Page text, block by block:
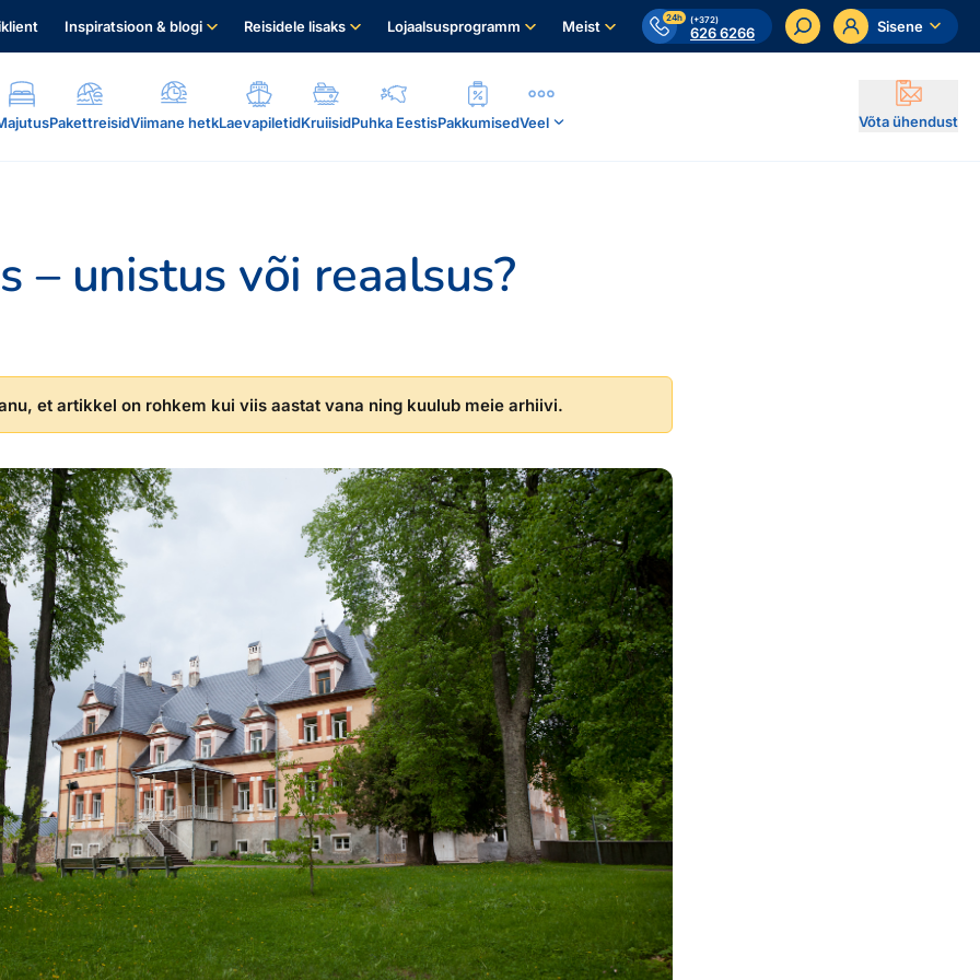
Inspiratsioon & blogi Reisidele lisaks Lojaalsusprogramm Meist 24h (+372)
626 6266 Sisene
PakettreisidViimane hetkLaevapiletidKruiisidPuhka EestisPakkumisedVeel Võta ühendust
– unistus või reaalsus?
et artikkel on rohkem kui viis aastat vana ning kuulub meie arhiivi.